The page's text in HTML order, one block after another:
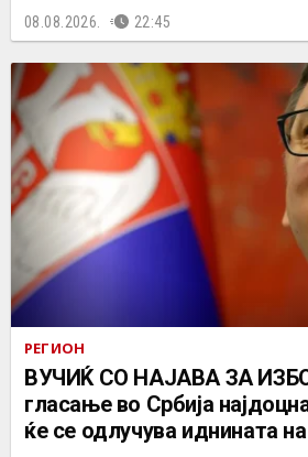
08.08.2026. 22:45
РЕГИОН
ВУЧИЌ СО НАЈАВА ЗА
гласање во Србија
ќе се одлучува иднината